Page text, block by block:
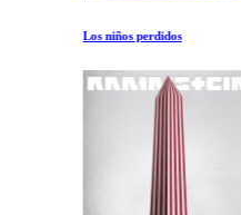
Los niños perdidos